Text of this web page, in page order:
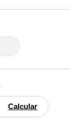
Calcular